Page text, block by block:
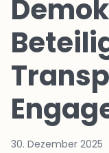
30. Dezember 2025